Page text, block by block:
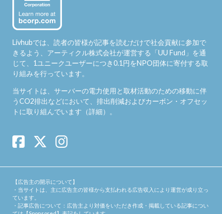
Livhubでは、読者の皆様が記事を読むだけで社会貢献に参加で
きるよう、アーティクル株式会社が運営する「UU Fund 」を通
じて、1ユニークユーザーにつき0.1円をNPO団体に寄付する取
り組みを行っています。
当サイトは、サーバーの電力使用と取材活動のための移動に伴
うCO2排出などにおいて、排出削減およびカーボン・オフセッ
トに取り組んでいます（詳細）。
【広告主の開示について】
・当サイトは、主に広告主の皆様から支払われる広告収入により運営が成り立っ
ています。
・記事広告について：広告主より対価をいただき作成・掲載している記事につい